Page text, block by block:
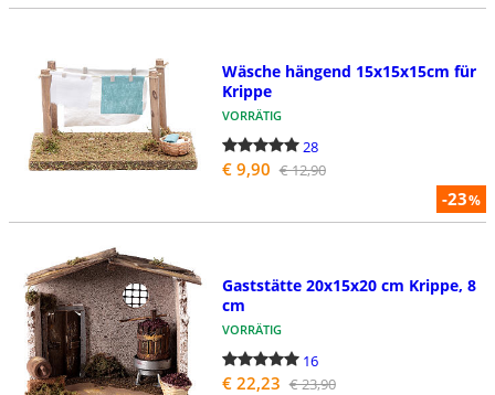
-23%
Wäsche hängend 15x15x15cm für
Krippe
VORRÄTIG
28
€ 9,90 € 12,90
Gaststätte 20x15x20 cm Krippe, 8
cm
VORRÄTIG
16
€ 22,23 € 23,90